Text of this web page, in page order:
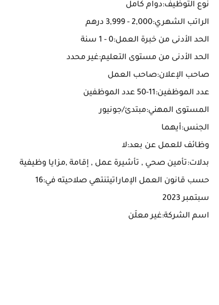
نوع التوظيف:دوام كامل
الراتب الشهري:2,000 - 3,999 درهم
الحد الأدنى من خبرة العمل:0 - 1 سنة
الحد الأدنى من مستوى التعليم:غير محدد
صاحب الإعلان:صاحب العمل
عدد الموظفين:11-50 عدد الموظفين
المستوى المهني:مبتدئ/جونيور
الجنس:أيهما
وظائف للعمل عن بعد:لا
بدلات:تأمين صحي , تأشيرة عمل , إقامة ,مزايا وظيفية
حسب قانون العمل الإماراتيتنتهي صلاحيته في:16
سبتمبر 2023
اسم الشركة:غير معلَن